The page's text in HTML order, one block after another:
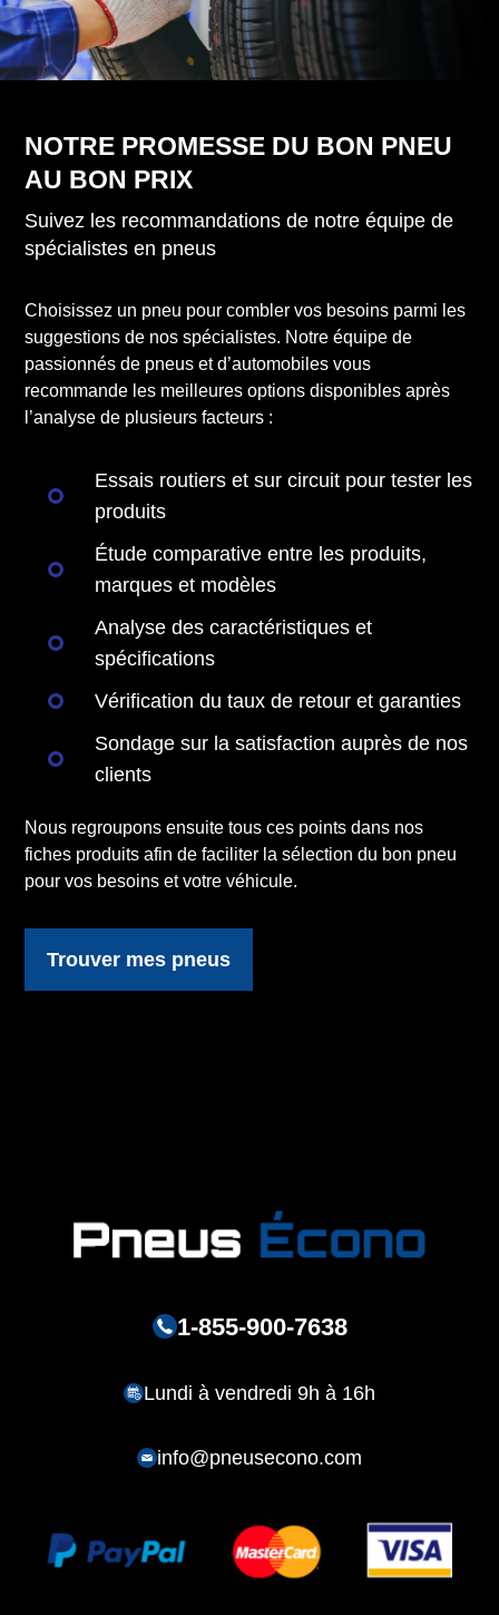
NOTRE PROMESSE DU BON PNEU
AU BON PRIX
Suivez les recommandations de notre équipe de
spécialistes en pneus
Choisissez un pneu pour combler vos besoins parmi les
suggestions de nos spécialistes. Notre équipe de
passionnés de pneus et d’automobiles vous
recommande les meilleures options disponibles après
l’analyse de plusieurs facteurs :
Essais routiers et sur circuit pour tester les
produits
Étude comparative entre les produits,
marques et modèles
Analyse des caractéristiques et
spécifications
Vérification du taux de retour et garanties
Sondage sur la satisfaction auprès de nos
clients
Nous regroupons ensuite tous ces points dans nos
fiches produits afin de faciliter la sélection du bon pneu
pour vos besoins et votre véhicule.
Trouver mes pneus
1-855-900-7638
Lundi à vendredi 9h à 16h
info@pneusecono.com